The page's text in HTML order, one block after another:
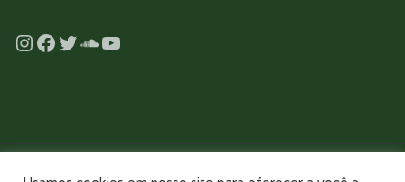
Instagram
Facebook
Twitter
Soundcloud
YouTube
Desenvolvido com essência pela: